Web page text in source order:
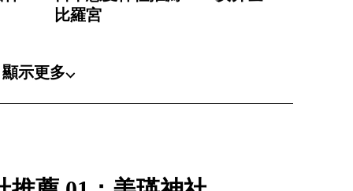
比羅宮
顯示更多⌵